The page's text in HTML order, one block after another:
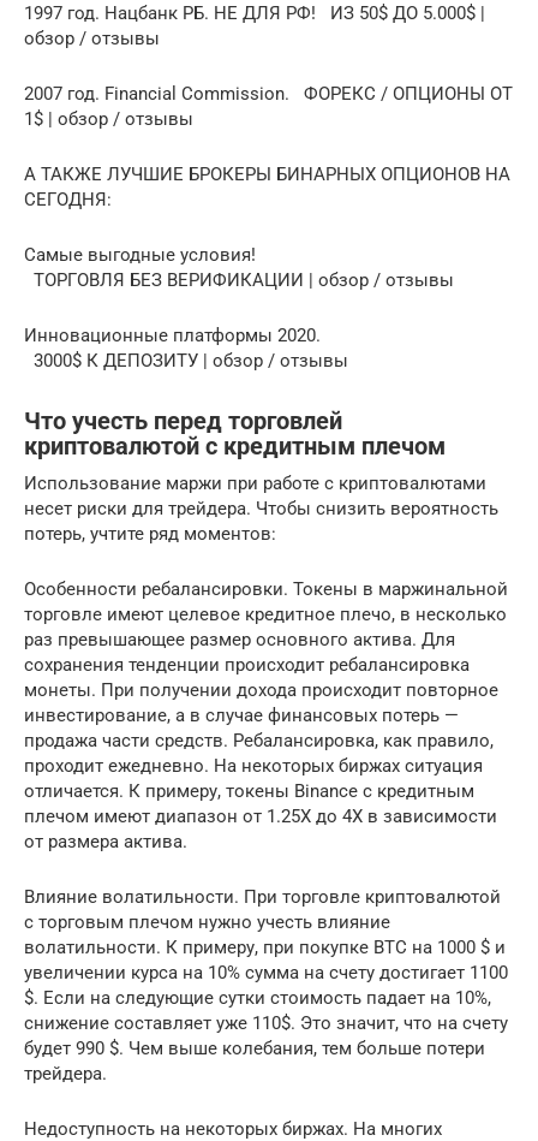
1997 год. Нацбанк РБ. НЕ ДЛЯ РФ! ИЗ 50$ ДО 5.000$ |
обзор / отзывы
2007 год. Financial Commission. ФОРЕКС / ОПЦИОНЫ ОТ
1$ | обзор / отзывы
А ТАКЖЕ ЛУЧШИЕ БРОКЕРЫ БИНАРНЫХ ОПЦИОНОВ НА
СЕГОДНЯ:
Самые выгодные условия!
ТОРГОВЛЯ БЕЗ ВЕРИФИКАЦИИ | обзор / отзывы
Инновационные платформы 2020.
3000$ К ДЕПОЗИТУ | обзор / отзывы
Что учесть перед торговлей
криптовалютой с кредитным плечом
Использование маржи при работе с криптовалютами
несет риски для трейдера. Чтобы снизить вероятность
потерь, учтите ряд моментов:
Особенности ребалансировки. Токены в маржинальной
торговле имеют целевое кредитное плечо, в несколько
раз превышающее размер основного актива. Для
сохранения тенденции происходит ребалансировка
монеты. При получении дохода происходит повторное
инвестирование, а в случае финансовых потерь —
продажа части средств. Ребалансировка, как правило,
проходит ежедневно. На некоторых биржах ситуация
отличается. К примеру, токены Binance с кредитным
плечом имеют диапазон от 1.25Х до 4Х в зависимости
от размера актива.
Влияние волатильности. При торговле криптовалютой
с торговым плечом нужно учесть влияние
волатильности. К примеру, при покупке BTC на 1000 $ и
увеличении курса на 10% сумма на счету достигает 1100
$. Если на следующие сутки стоимость падает на 10%,
снижение составляет уже 110$. Это значит, что на счету
будет 990 $. Чем выше колебания, тем больше потери
трейдера.
Недоступность на некоторых биржах. На многих